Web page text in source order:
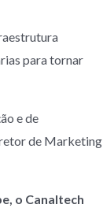
para tornar
e de
de Marketing
o Canaltech